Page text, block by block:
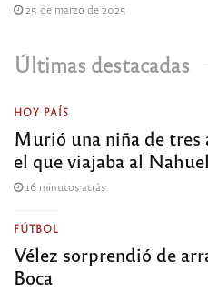
25 de marzo de 2025
Últimas destacadas
HOY PAÍS
Murió una niña de tres
el que viajaba al
16 minutos atrás
FÚTBOL
Vélez sorprendió de
Boca